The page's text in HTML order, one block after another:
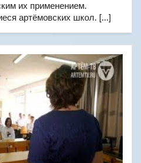
их применением.
артёмовских школ. [...]